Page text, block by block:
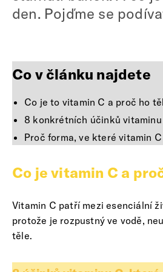
den. Pojďme se
Co v článku najdete
Co je to vitamin C a proč ho
8 konkrétních účinků vitaminu
Proč forma, ve které vitamin
Co je vitamin C a
Vitamin C patří mezi esenciální
protože je rozpustný ve vodě,
těle.